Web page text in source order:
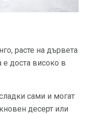
расте на дървета
е доста високо в
сами и могат
десерт или